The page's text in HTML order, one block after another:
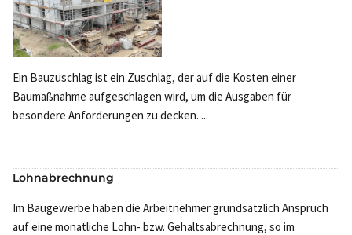
Ein Bauzuschlag ist ein Zuschlag, der auf die Kosten einer
Baumaßnahme aufgeschlagen wird, um die Ausgaben für
besondere Anforderungen zu decken. ...
Lohnabrechnung
Im Baugewerbe haben die Arbeitnehmer grundsätzlich Anspruch
auf eine monatliche Lohn- bzw. Gehaltsabrechnung, so im